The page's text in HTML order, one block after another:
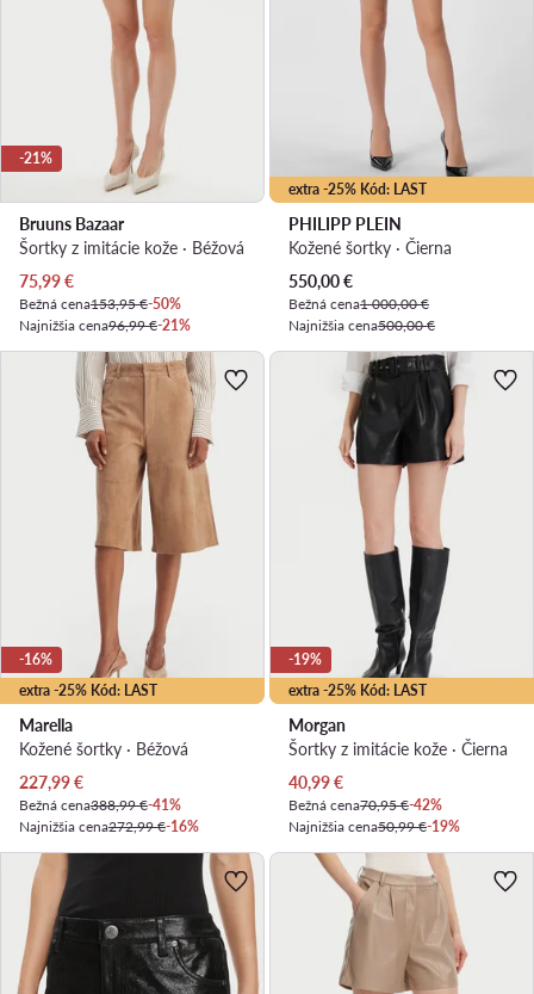
-21%
Bruuns Bazaar
Šortky z imitácie kože · Béžová
Aktuálna cena
75,99€
Bežná cena153,95 €-50%
Najnižšia cena96,99 €-21%
extra -25% Kód: LAST
PHILIPP PLEIN
Kožené šortky · Čierna
Aktuálna cena
550,00€
Bežná cena1 000,00 €
Najnižšia cena500,00 €
extra -25% Kód: LAST
-16%
Marella
Kožené šortky · Béžová
Aktuálna cena
227,99€
Bežná cena388,99 €-41%
Najnižšia cena272,99 €-16%
extra -25% Kód: LAST
-19%
Morgan
Šortky z imitácie kože · Čierna
Aktuálna cena
40,99€
Bežná cena70,95 €-42%
Najnižšia cena50,99 €-19%